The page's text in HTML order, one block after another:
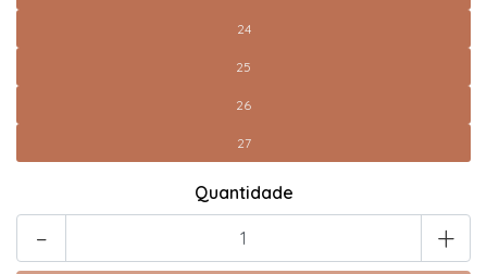
24
25
26
27
Quantidade
- +